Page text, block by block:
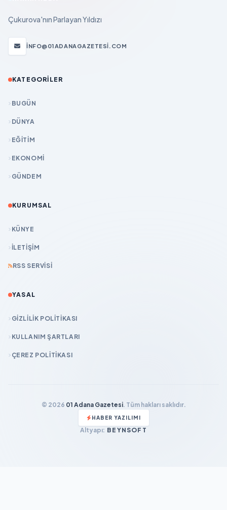
Çukurova'nın Parlayan Yıldızı
INFO@01ADANAGAZETESI.COM
KATEGORILER
BUGÜN
DÜNYA
EĞİTİM
EKONOMİ
GÜNDEM
KURUMSAL
KÜNYE
İLETIŞIM
RSS SERVISI
YASAL
GIZLILIK POLITIKASI
KULLANIM ŞARTLARI
ÇEREZ POLITIKASI
© 2026 01 Adana Gazetesi. Tüm hakları saklıdır.
HABER YAZILIMI
Altyapı: BEYNSOFT